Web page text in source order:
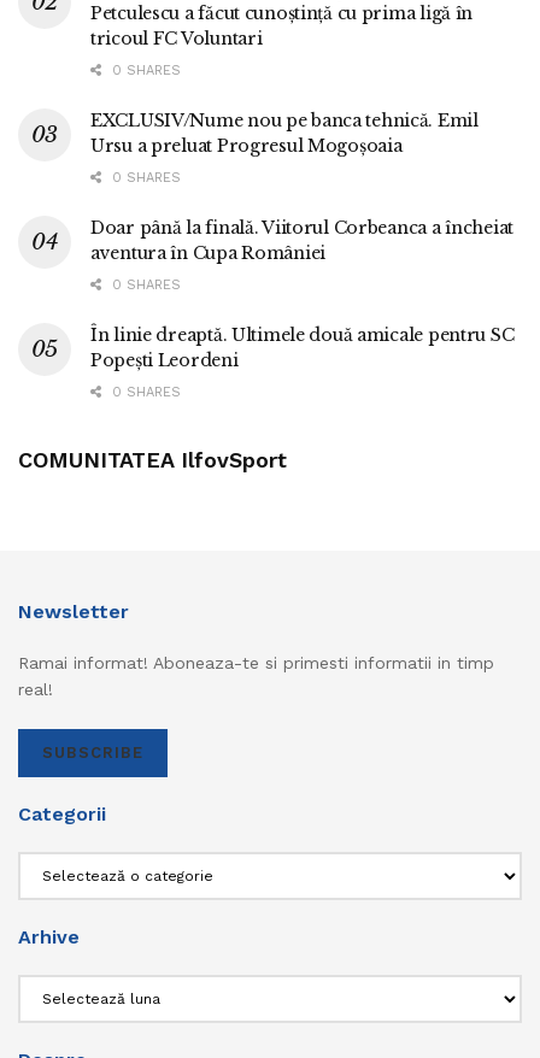
Petculescu a făcut cunoștință cu prima ligă în
tricoul FC Voluntari
0 SHARES
EXCLUSIV/Nume nou pe banca tehnică. Emil
Ursu a preluat Progresul Mogoșoaia
0 SHARES
Doar până la finală. Viitorul Corbeanca a încheiat
aventura în Cupa României
0 SHARES
În linie dreaptă. Ultimele două amicale pentru SC
Popești Leordeni
0 SHARES
COMUNITATEA IlfovSport
Newsletter
Ramai informat! Aboneaza-te si primesti informatii in timp
real!
SUBSCRIBE
Categorii
Arhive